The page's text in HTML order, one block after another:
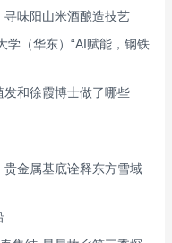
寻味阳山米酒酿造技艺
（华东）“AI赋能，钢铁
和徐霞博士做了哪些
金属基底诠释东方雪域